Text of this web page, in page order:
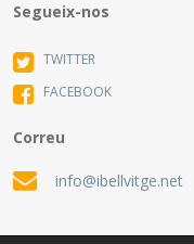
Segueix-nos
TWITTER
FACEBOOK
Correu
info@ibellvitge.net